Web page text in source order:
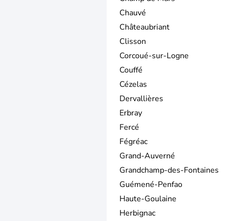
Chauvé
Châteaubriant
Clisson
Corcoué-sur-Logne
Couffé
Cézelas
Dervallières
Erbray
Fercé
Fégréac
Grand-Auverné
Grandchamp-des-Fontaines
Guémené-Penfao
Haute-Goulaine
Herbignac